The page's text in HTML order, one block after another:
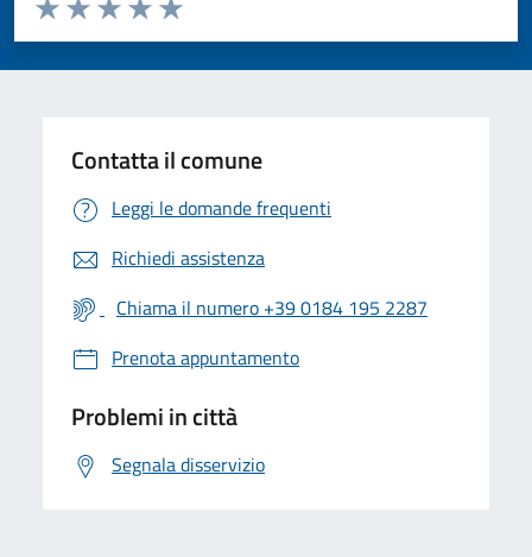
Valuta 5 stelle su 5
Valuta 4 stelle su 5
Valuta 3 stelle su 5
Valuta 2 stelle su 5
Valuta 1 stelle su 5
Contatta il comune
Leggi le domande frequenti
Richiedi assistenza
Chiama il numero +39 0184 195 2287
Prenota appuntamento
Problemi in città
Segnala disservizio